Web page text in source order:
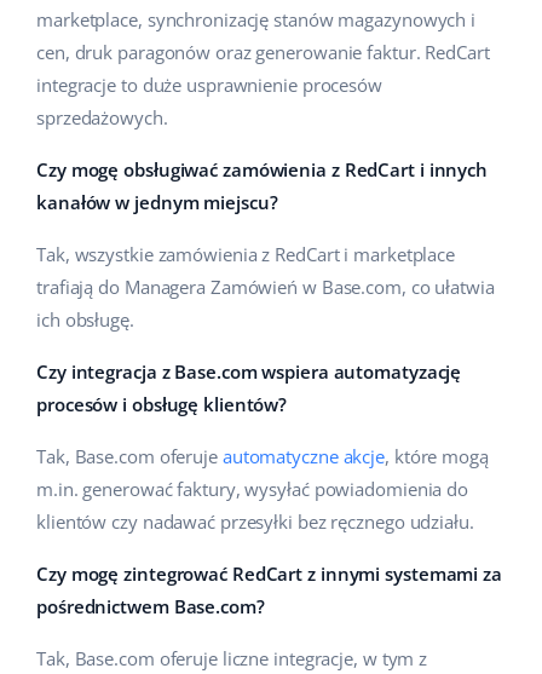
marketplace, synchronizację stanów magazynowych i
cen, druk paragonów oraz generowanie faktur. RedCart
integracje to duże usprawnienie procesów
sprzedażowych.
Czy mogę obsługiwać zamówienia z RedCart i innych
kanałów w jednym miejscu?
Tak, wszystkie zamówienia z RedCart i marketplace
trafiają do Managera Zamówień w Base.com, co ułatwia
ich obsługę.
Czy integracja z Base.com wspiera automatyzację
procesów i obsługę klientów?
Tak, Base.com oferuje automatyczne akcje, które mogą
m.in. generować faktury, wysyłać powiadomienia do
klientów czy nadawać przesyłki bez ręcznego udziału.
Czy mogę zintegrować RedCart z innymi systemami za
pośrednictwem Base.com?
Tak, Base.com oferuje liczne integracje, w tym z